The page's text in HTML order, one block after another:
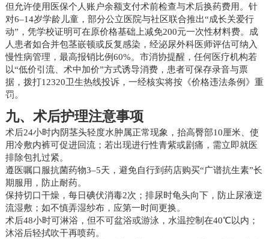
但允许使用医保个人账户余额支付术前检查与术后换药费用。针
对6–14岁学龄儿童，部分公立医院与社区联合推出“成长关爱行
动”，凭学校证明可在原价格基础上减免200元一次性材料费。成
人患者如合并包茎嵌顿或反复感染，经泌尿外科医师评估可纳入
慢性病管理，最高报销比例60%。市消协提醒，任何医疗机构若
以“低价引流、术中加价”方式诱导消费，患者可保存录音与票
据，拨打12320卫生热线投诉，一经核实将按《价格违法条例》重
罚。
九、术后护理注意事项
术后24小时内阴茎头轻度水肿属正常现象，抬高臀部10厘米、使
用冷敷内裤可促进回流；若出现进行性青紫或剧痛，需立即就医
排除包扎过紧。
遵医嘱口服抗菌药物3–5天，避免自行到药店购买“广谱抗生素”长
期服用，防止耐药。
保持切口干燥，每日碘伏消毒2次；排尿时龟头向下，防止尿液逆
流湿敷；如不慎弄湿纱布，应第一时间更换。
术后48小时可淋浴，但不可盆浴或游泳，水温控制在40℃以内；
沐浴后轻拭吹干再喷药。